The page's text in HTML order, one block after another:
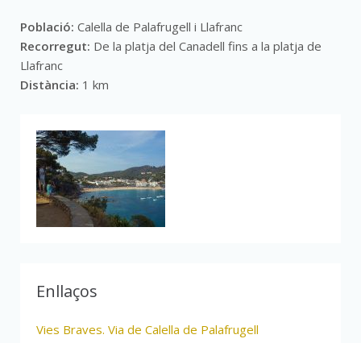
Població: Calella de Palafrugell i Llafranc
Recorregut: De la platja del Canadell fins a la platja de
Llafranc
Distància: 1 km
Enllaços
Vies Braves. Via de Calella de Palafrugell